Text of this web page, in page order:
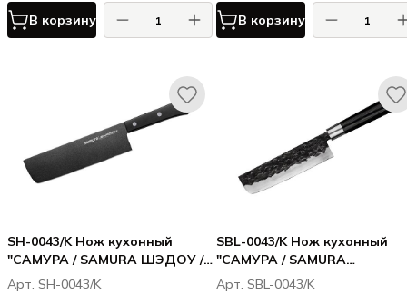
В корзину В корзину
SH-0043/K Нож кухонный
"САМУРА / SAMURA ШЭДОУ /
SHADOW" накири с
Арт. SH-0043/K
SBL-0043/K Нож кухонный
"САМУРА / SAMURA
БЛЭКСМИТ / BLACKSMITH"
Арт. SBL-0043/K